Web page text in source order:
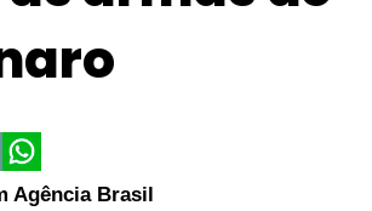
Agência Brasil